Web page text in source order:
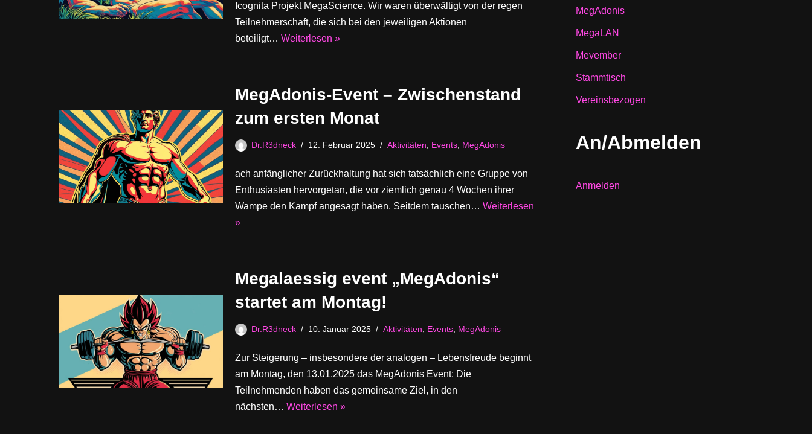
Icognita Projekt MegaScience. Wir waren überwältigt von der regen
Teilnehmerschaft, die sich bei den jeweiligen Aktionen
beteiligt… Weiterlesen »
MegAdonis-Event – Zwischenstand
zum ersten Monat
Dr.R3dneck 12. Februar 2025 Aktivitäten, Events, MegAdonis
ach anfänglicher Zurückhaltung hat sich tatsächlich eine Gruppe von
Enthusiasten hervorgetan, die vor ziemlich genau 4 Wochen ihrer
Wampe den Kampf angesagt haben. Seitdem tauschen… Weiterlesen
»
Megalaessig event „MegAdonis“
startet am Montag!
Dr.R3dneck 10. Januar 2025 Aktivitäten, Events, MegAdonis
Zur Steigerung – insbesondere der analogen – Lebensfreude beginnt
am Montag, den 13.01.2025 das MegAdonis Event: Die
Teilnehmenden haben das gemeinsame Ziel, in den
nächsten… Weiterlesen »
MegAdonis
MegaLAN
Mevember
Stammtisch
Vereinsbezogen
An/Abmelden
Anmelden